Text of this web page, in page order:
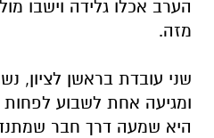
הערב אכלו גלידה וישבו
מזה.
שני עובדת בראשן לציון,
ומגיעה אחת לשבוע
היא שמעה דרך חבר